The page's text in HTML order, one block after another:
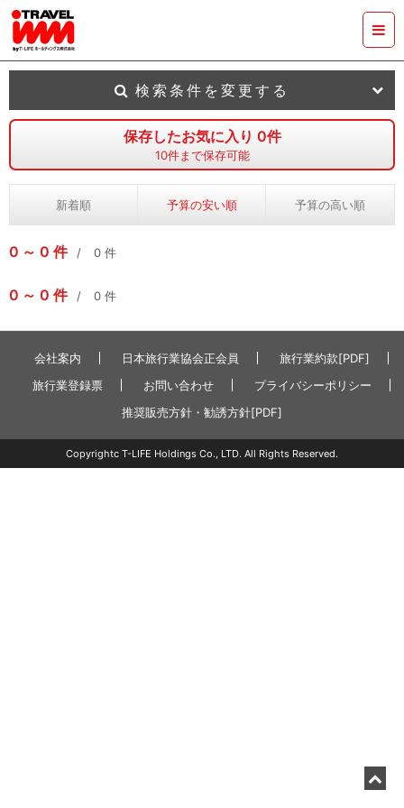
保存したお気に入り 0件
10件まで保存可能
新着順 予算の安い順 予算の高い順
0 0 件 0 件
0 0 件 0 件
検索条件を変更する
会社案内 日本旅行業協会正会員
旅行業約款[PDF]
旅行業登録票
お問い合わせ
プライバシーポリシー
推奨販売方針・勧誘方針[PDF]
Copyrightc T-LIFE Holdings Co., LTD. All Rights Reserved.